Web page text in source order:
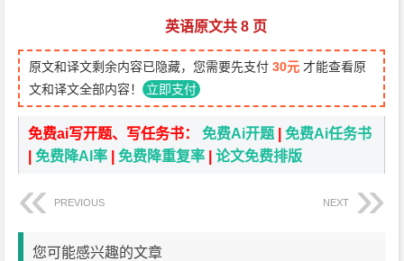
英语原文共 8 页
原文和译文剩余内容已隐藏，您需要先支付30元 才能查看原
文和译文全部内容！ 立即支付
免费ai写开题、写任务书：免费Ai开题 |免费Ai任务书
|免费降AI率 |免费降重复率 |论文免费排版
PREVIOUS NEXT
您可能感兴趣的文章